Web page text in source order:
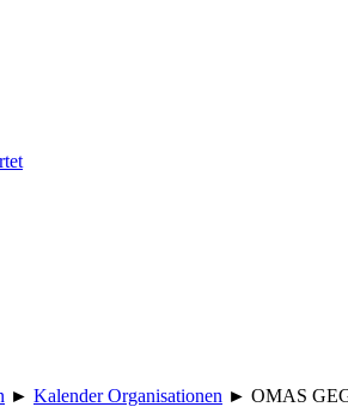
► Kalender Organisationen ► OMAS